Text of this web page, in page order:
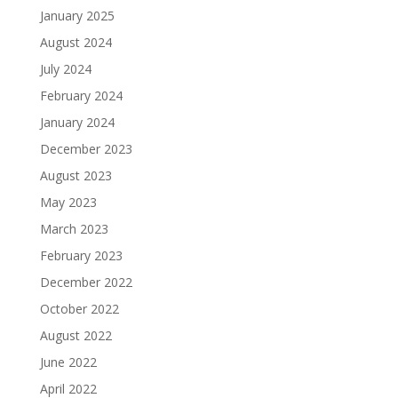
January 2025
August 2024
July 2024
February 2024
January 2024
December 2023
August 2023
May 2023
March 2023
February 2023
December 2022
October 2022
August 2022
June 2022
April 2022